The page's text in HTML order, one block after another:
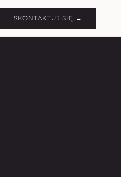
SKONTAKTUJ SIĘ →